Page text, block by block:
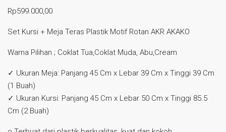
Rp599.000,00
Set Kursi + Meja Teras Plastik Motif Rotan AKR AKAKO
Warna Pilihan ; Coklat Tua,Coklat Muda, Abu,Cream
✓ Ukuran Meja: Panjang 45 Cm x Lebar 39 Cm x Tinggi 39 Cm
(1 Buah)
✓ Ukuran Kursi: Panjang 45 Cm x Lebar 50 Cm x Tinggi 85.5
Cm (2 Buah)